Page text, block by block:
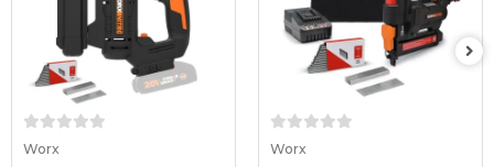
Worx Worx